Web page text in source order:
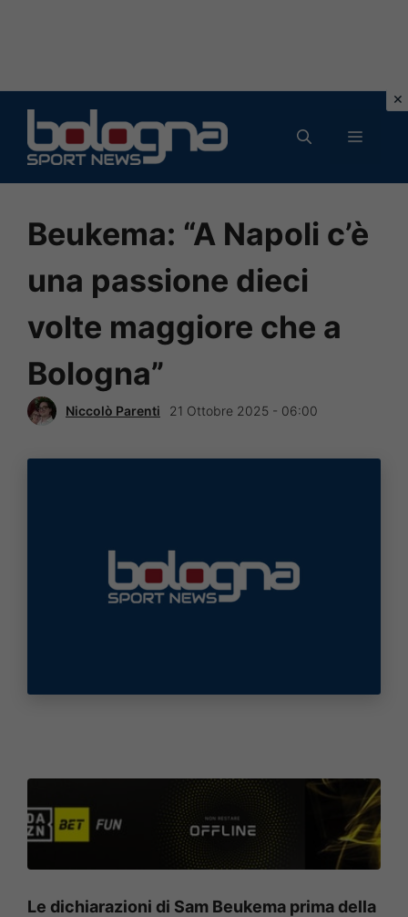
contenuto
MENU
Beukema: “A Napoli c’è
una passione dieci
volte maggiore che a
Bologna”
Niccolò Parenti 21 Ottobre 2025 - 06:00
Le dichiarazioni di Sam Beukema prima della